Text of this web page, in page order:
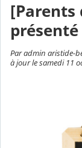
[Parents
présenté
Par admin aristide-
à jour le samedi 11